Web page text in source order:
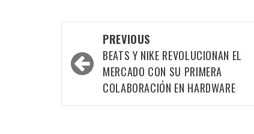
PREVIOUS
BEATS Y NIKE REVOLUCIONAN EL
MERCADO CON SU PRIMERA
COLABORACIÓN EN HARDWARE